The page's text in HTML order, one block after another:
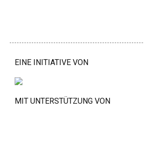
EINE INITIATIVE VON
MIT UNTERSTÜTZUNG VON